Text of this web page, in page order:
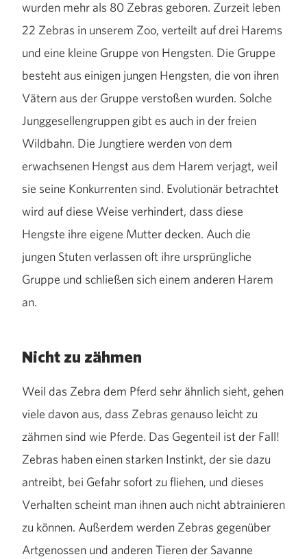
wurden mehr als 80 Zebras geboren. Zurzeit leben
22 Zebras in unserem Zoo, verteilt auf drei Harems
und eine kleine Gruppe von Hengsten. Die Gruppe
besteht aus einigen jungen Hengsten, die von ihren
Vätern aus der Gruppe verstoßen wurden. Solche
Junggesellengruppen gibt es auch in der freien
Wildbahn. Die Jungtiere werden von dem
erwachsenen Hengst aus dem Harem verjagt, weil
sie seine Konkurrenten sind. Evolutionär betrachtet
wird auf diese Weise verhindert, dass diese
Hengste ihre eigene Mutter decken. Auch die
jungen Stuten verlassen oft ihre ursprüngliche
Gruppe und schließen sich einem anderen Harem
an.
Nicht zu zähmen
Weil das Zebra dem Pferd sehr ähnlich sieht, gehen
viele davon aus, dass Zebras genauso leicht zu
zähmen sind wie Pferde. Das Gegenteil ist der Fall!
Zebras haben einen starken Instinkt, der sie dazu
antreibt, bei Gefahr sofort zu fliehen, und dieses
Verhalten scheint man ihnen auch nicht abtrainieren
zu können. Außerdem werden Zebras gegenüber
Artgenossen und anderen Tieren der Savanne